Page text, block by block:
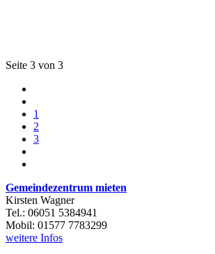
Seite 3 von 3
1
2
3
Gemeindezentrum mieten
Kirsten Wagner
Tel.: 06051 5384941
Mobil: 01577 7783299
weitere Infos